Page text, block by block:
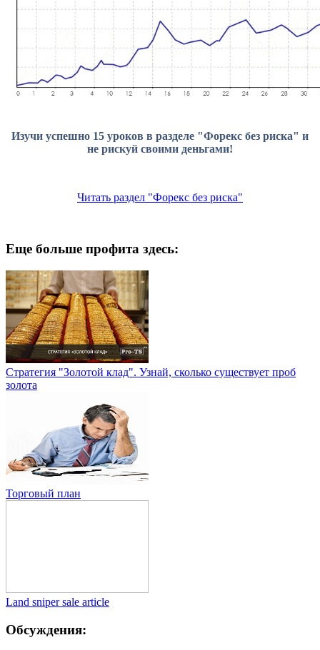
Изучи успешно 15 уроков в разделе "Форекс без риска" и
не рискуй своими деньгами!
Читать раздел "Форекс без риска"
Еще больше профита здесь:
Стратегия "Золотой клад". Узнай, сколько существует проб
золота
Торговый план
Land sniper sale article
Обсуждения: